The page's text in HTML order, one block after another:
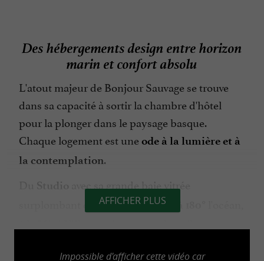
Des hébergements design entre horizon
marin et confort absolu
L'atout majeur de Bonjour Sauvage se trouve
dans sa capacité à sortir la chambre d'hôtel
pour la plonger dans le paysage basque.
Chaque logement est uneode à la lumière et à
la contemplation.
Studio
surplombant dans unpanorama à 180°
AFFICHER PLUS
Impossible d'afficher cette vidéo car